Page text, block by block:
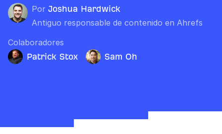
Por Joshua Hardwick
Antiguo responsable de contenido en Ahrefs
Colaboradores
Patrick Stox Sam Oh